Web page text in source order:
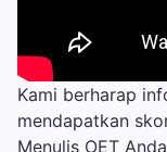
Kami berharap
mendapatkan
Menulis OET